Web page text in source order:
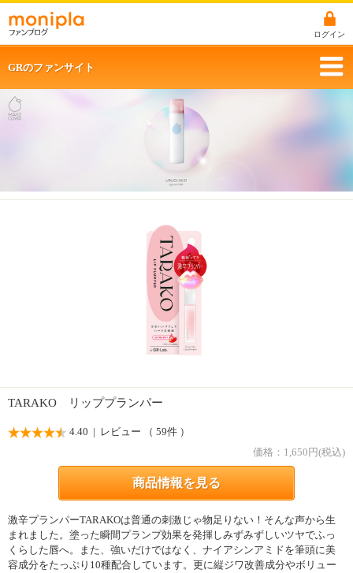
ログイン
GRのファンサイト
TARAKO リッププランパー
4.40 | レビュー （ 59件 ）
価格： 1,650 円(税込)
商品情報を見る
激辛プランパーTARAKOは普通の刺激じゃ物足りない！そんな声から生
まれました。塗った瞬間プランプ効果を発揮しみずみずしいツヤでふっ
くらした唇へ。また、強いだけではなく、ナイアシンアミドを筆頭に美
容成分をたっぷり10種配合しています。更に縦ジワ改善成分やボリュー